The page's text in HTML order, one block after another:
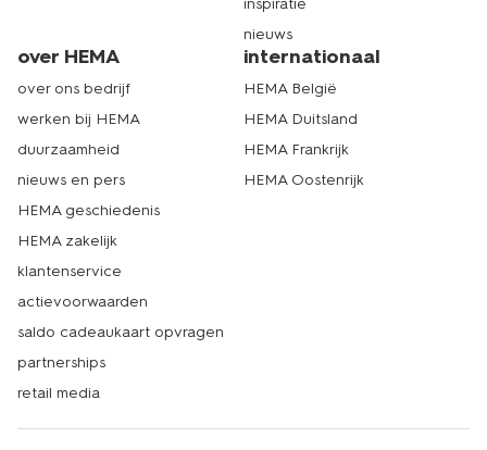
inspiratie
nieuws
over HEMA
over ons bedrijf
werken bij HEMA
duurzaamheid
nieuws en pers
HEMA geschiedenis
HEMA zakelijk
klantenservice
actievoorwaarden
saldo cadeaukaart opvragen
partnerships
retail media
internationaal
HEMA België
HEMA Duitsland
HEMA Frankrijk
HEMA Oostenrijk